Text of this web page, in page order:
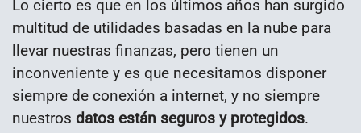
Lo cierto es que en los últimos años han surgido
multitud de utilidades basadas en la nube para
llevar nuestras finanzas, pero tienen un
inconveniente y es que necesitamos disponer
siempre de conexión a internet, y no siempre
nuestros datos están seguros y protegidos.